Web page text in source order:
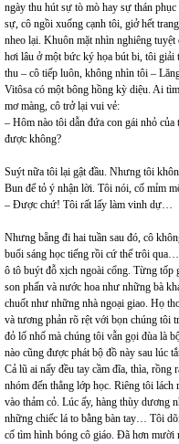
ngày thu hút sự tò mò hay sự thán
sự, cô ngồi xuống cạnh tôi, giở hết
nheo lại. Khuôn mặt nhìn nghiêng
hơi lâu ở một bức ký họa bút bi, tôi giải
thu – cô tiếp luôn, không nhìn tôi –
Vitôsa có một bông hồng kỳ diệu. Ai
mơ màng, cô trở lại vui vẻ:
– Hôm nào tôi dẫn đứa con gái nhỏ
được không?
Suýt nữa tôi lại gật đầu. Nhưng tôi
Bun để tỏ ý nhận lời. Tôi nói, cố mỉm
– Được chứ! Tôi rất lấy làm vinh dự…
Nhưng bẵng đi hai tuần sau đó, cô
buổi sáng học tiếng rồi cứ thế trôi
ô tô buýt đỗ xịch ngoài cổng. Từng tốp
son phấn và nước hoa như những bà
chuốt như những nhà ngoại giao. Họ
và tương phản rõ rệt với bọn chúng tôi
đỏ lố nhố mà chúng tôi vẫn gọi đùa là
nào cũng được phát bộ đồ này sau lúc
Cả lũ ai nấy đều tay cầm đĩa, thìa, rồng
nhóm đến thẳng lớp học. Riêng tôi
vào thảm cỏ. Lúc ấy, hàng thùy dương
những chiếc lá to bằng bàn tay… Tôi
cố tìm hình bóng cô giáo. Đã hơn mười